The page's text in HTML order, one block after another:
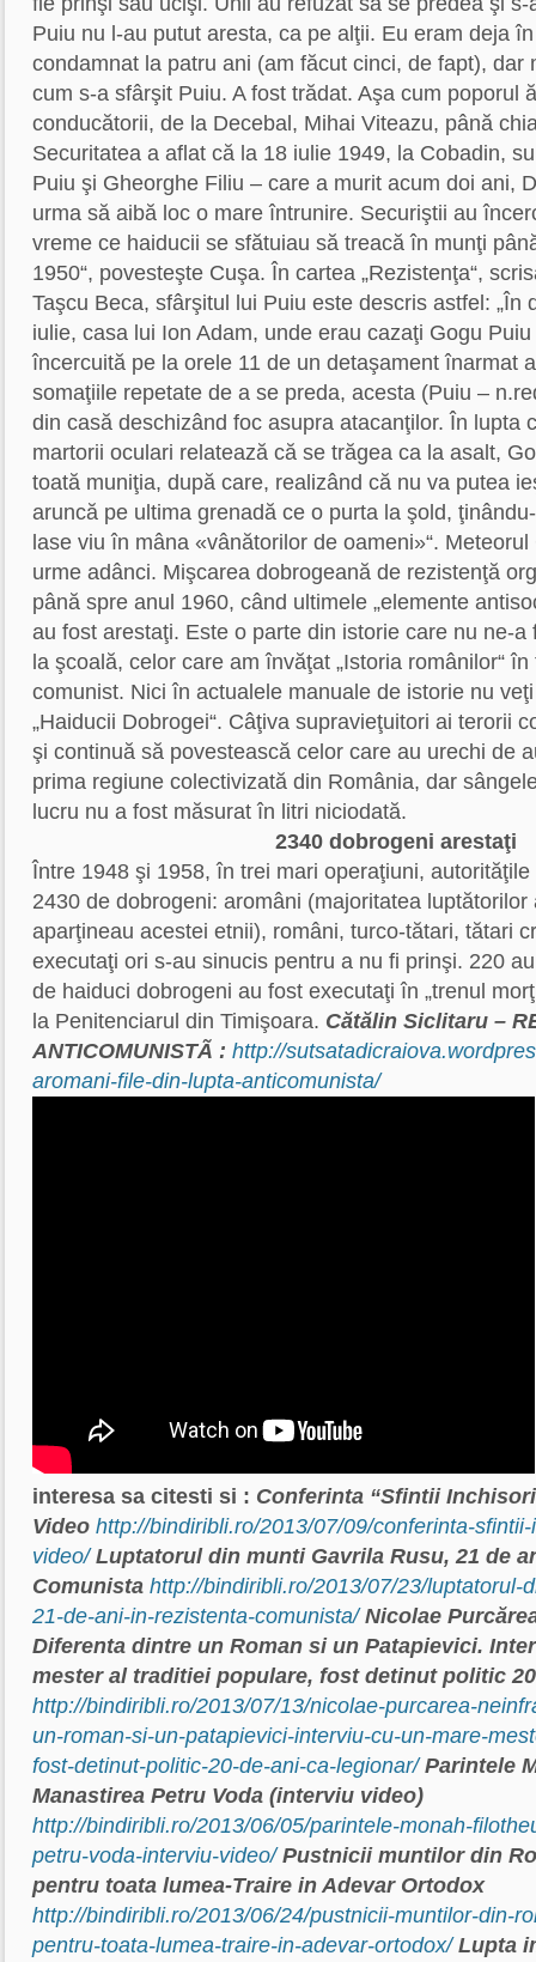
Puiu nu l-au putut aresta, ca pe alţii. Eu eram deja
condamnat la patru ani (am făcut cinci, de fapt), dar
cum s-a sfârşit Puiu. A fost trădat. Aşa cum poporul
conducătorii, de la Decebal, Mihai Viteazu, până
Securitatea a aflat că la 18 iulie 1949, la Cobadin,
Puiu şi Gheorghe Filiu – care a murit acum doi ani,
urma să aibă loc o mare întrunire. Securiştii au
vreme ce haiducii se sfătuiau să treacă în munţi
1950“, povesteşte Cuşa. În cartea „Rezistenţa“,
Taşcu Beca, sfârşitul lui Puiu este descris astfel: „În
iulie, casa lui Ion Adam, unde erau cazaţi Gogu
încercuită pe la orele 11 de un detaşament înarmat
somaţiile repetate de a se preda, acesta (Puiu –
din casă deschizând foc asupra atacanţilor. În lupta
martorii oculari relatează că se trăgea ca la asalt,
toată muniţia, după care, realizând că nu va putea
aruncă pe ultima grenadă ce o purta la şold,
lase viu în mâna «vânătorilor de oameni»“.
urme adânci. Mişcarea dobrogeană de rezistenţă
până spre anul 1960, când ultimele „elemente
au fost arestaţi. Este o parte din istorie care nu ne-a
la şcoală, celor care am învăţat „Istoria românilor“
comunist. Nici în actualele manuale de istorie nu
„Haiducii Dobrogei“. Câţiva supravieţuitori ai terorii
şi continuă să povestească celor care au urechi de
prima regiune colectivizată din România, dar
lucru nu a fost măsurat în litri niciodată.
2340 dobrogeni arestaţi
Între 1948 şi 1958, în trei mari operaţiuni,
2430 de dobrogeni: aromâni (majoritatea luptătorilor
aparţineau acestei etnii), români, turco-tătari, tătari
executaţi ori s-au sinucis pentru a nu fi prinşi. 220
de haiduci dobrogeni au fost executaţi în „trenul
la Penitenciarul din Timişoara. Cătălin Siclitaru –
ANTICOMUNISTÃ : http://
aromani-file-din-lupta-anticomunista/
interesa sa citesti si : Conferinta “Sfintii
Video http://bindiribli.ro/2013/07/09/conferinta-
video/ Luptatorul din munti Gavrila Rusu, 21 de
Comunista http://bindiribli.ro/2013/07/23/luptatorul-
21-de-ani-in-rezistenta-comunista/ Nicolae
Diferenta dintre un Roman si un Patapievici.
mester al traditiei populare, fost detinut politic
http://bindiribli.ro/2013/07/13/nicolae-purcarea-
un-roman-si-un-patapievici-interviu-cu-un-mare-
fost-detinut-politic-20-de-ani-ca-legionar/ Parintele
Manastirea Petru Voda (interviu video)
http://bindiribli.ro/2013/06/05/parintele-monah-
petru-voda-interviu-video/ Pustnicii muntilor din
pentru toata lumea-Traire in Adevar Ortodox
http://bindiribli.ro/2013/06/24/pustnicii-muntilor-din-
pentru-toata-lumea-traire-in-adevar-ortodox/ Lupta